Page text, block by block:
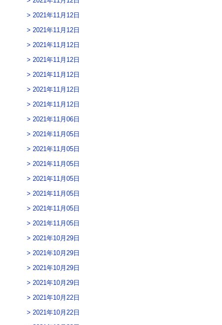
2021年11月12日
2021年11月12日
2021年11月12日
2021年11月12日
2021年11月12日
2021年11月12日
2021年11月12日
2021年11月06日
2021年11月05日
2021年11月05日
2021年11月05日
2021年11月05日
2021年11月05日
2021年11月05日
2021年11月05日
2021年10月29日
2021年10月29日
2021年10月29日
2021年10月29日
2021年10月22日
2021年10月22日